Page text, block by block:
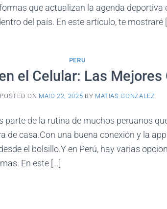
que actualizan la agenda deportiva
del país. En este artículo, te mostraré
PERU
el Celular: Las Mejores
POSTED ON MAIO 22, 2025 BY MATIAS GONZALEZ
parte de la rutina de muchos peruanos
de casa.Con una buena conexión y la
el bolsillo.Y en Perú, hay varias
En este […]